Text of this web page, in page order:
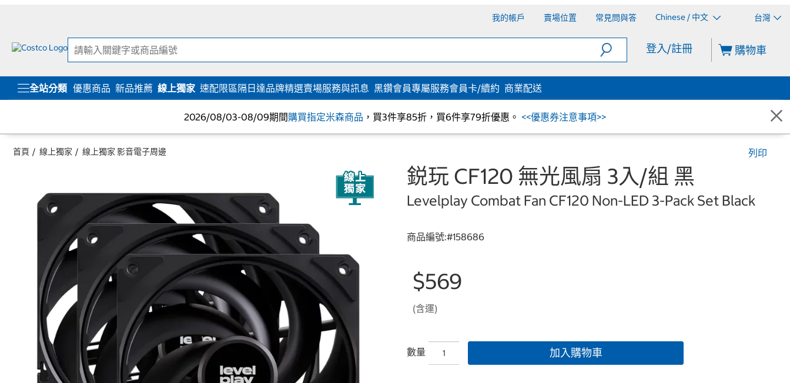
我的帳戶 賣場位置 常見問與答 Chinese / 中文 台灣
登入/註冊 購物車
全站分類 優惠商品 新品推薦 線上獨家 速配限區隔日達品牌精選賣場服務與訊息 黑鑽會員專屬服務會員卡/續約 商業配送
2026/08/03-08/09期間購買指定米森商品 ，買3件享85折，買6件享79折優惠。 <<優惠券注意事項>>
首頁 線上獨家 線上獨家 影音電子周邊 列印
鋭玩 CF120 無光風扇 3入/組 黑
Levelplay Combat Fan CF120 Non-LED 3-Pack Set Black
商品編號:#158686
$569
(含運)
數量 加入購物車